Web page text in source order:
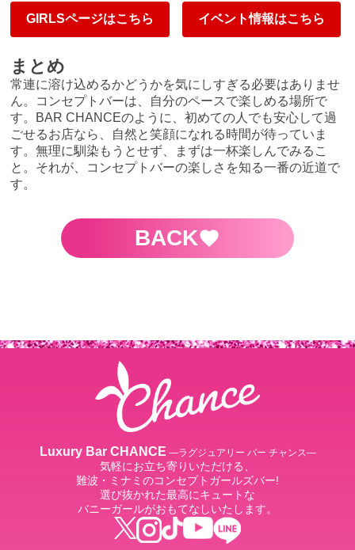
GIRLSページはこちら イベント情報はこちら
まとめ
常連に溶け込めるかどうかを気にしすぎる必要はありませ
ん。コンセプトバーは、自分のペースで楽しめる場所で
す。BAR CHANCEのように、初めての人でも安心して過
ごせるお店なら、自然と笑顔になれる時間が待っていま
す。無理に馴染もうとせず、まずは一杯楽しんでみるこ
と。それが、コンセプトバーの楽しさを知る一番の近道で
す。
BACK
Luxury Bar CHANCE ―ラグジュアリー バー チャンス―
気軽にお立ち寄りいただける、
難波・ミナミのコンセプトガールズバー!
選び抜かれた最高にキュートな
バニーガールがおもてなしいたします。